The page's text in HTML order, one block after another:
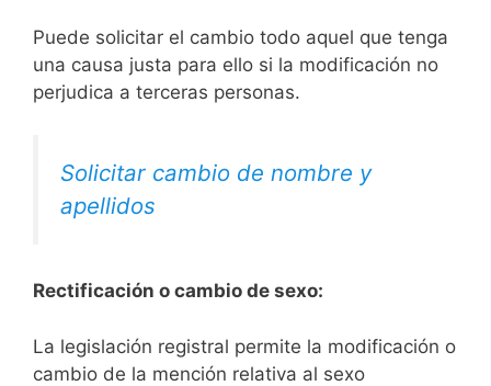
Puede solicitar el cambio todo aquel que tenga
una causa justa para ello si la modificación no
perjudica a terceras personas.
Solicitar cambio de nombre y
apellidos
Rectificación o cambio de sexo:
La legislación registral permite la modificación o
cambio de la mención relativa al sexo